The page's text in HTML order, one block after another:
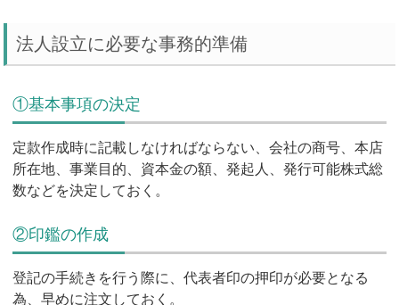
法人設立に必要な事務的準備
①基本事項の決定
定款作成時に記載しなければならない、会社の商号、本店
所在地、事業目的、資本金の額、発起人、発行可能株式総
数などを決定しておく。
②印鑑の作成
登記の手続きを行う際に、代表者印の押印が必要となる
為、早めに注文しておく。